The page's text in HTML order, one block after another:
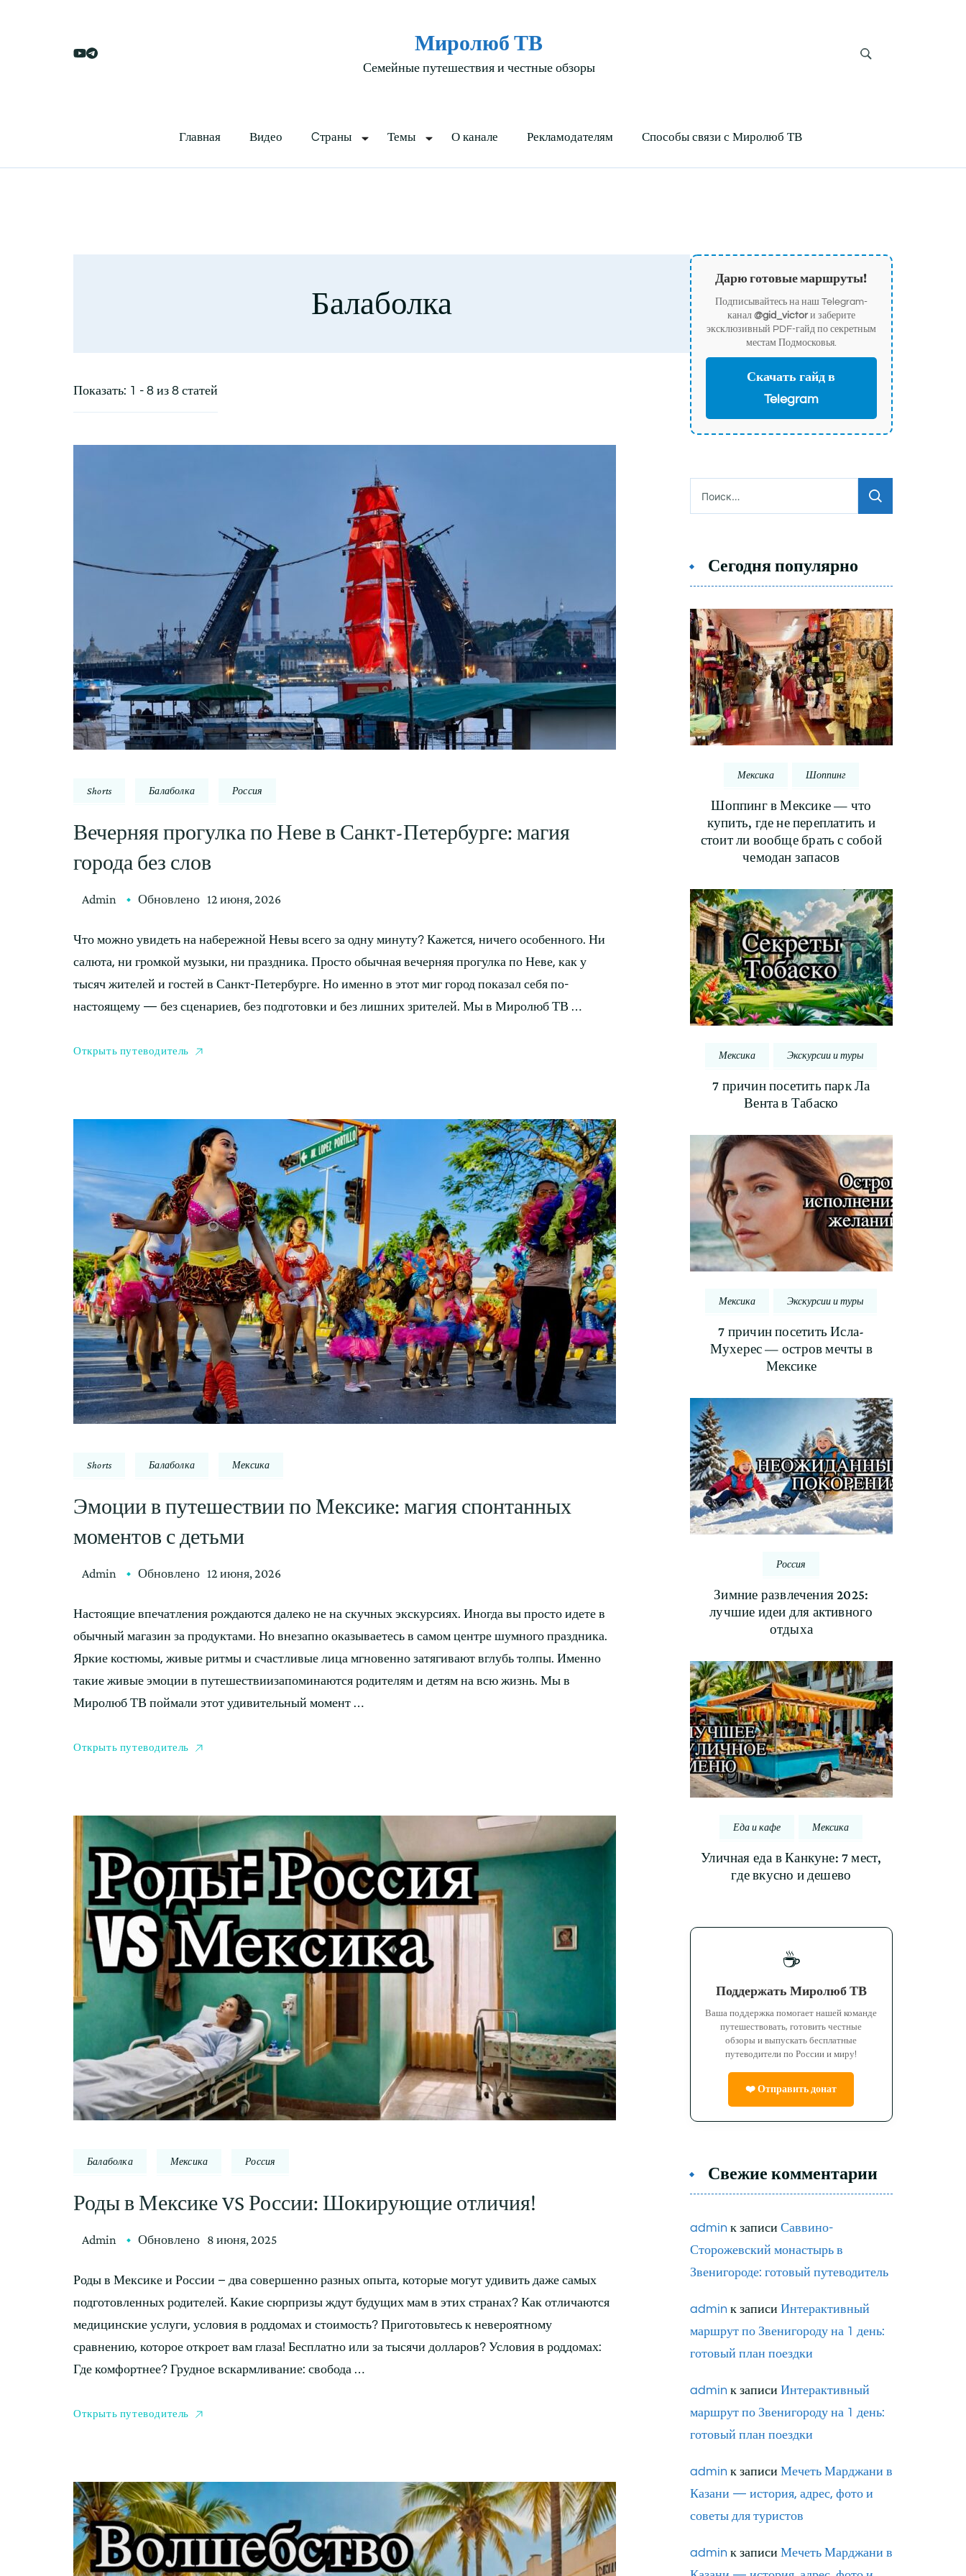
Миролюб ТВ
Семейные путешествия и честные обзоры
Главная Видео Cтраны Темы О канале Рекламодателям Способы связи с Миролюб ТВ
Балаболка
Показать: 1 - 8 из 8 статей
Shorts Балаболка Россия
Вечерняя прогулка по Неве в Санкт-Петербурге: магия
города без слов
Admin Обновлено 12 июня, 2026
Что можно увидеть на набережной Невы всего за одну минуту? Кажется, ничего особенного. Ни
салюта, ни громкой музыки, ни праздника. Просто обычная вечерняя прогулка по Неве, как у
тысяч жителей и гостей в Санкт-Петербурге. Но именно в этот миг город показал себя по-
настоящему — без сценариев, без подготовки и без лишних зрителей. Мы в Миролюб ТВ …
Открыть путеводитель
Shorts Балаболка Мексика
Эмоции в путешествии по Мексике: магия спонтанных
моментов с детьми
Admin Обновлено 12 июня, 2026
Настоящие впечатления рождаются далеко не на скучных экскурсиях. Иногда вы просто идете в
обычный магазин за продуктами. Но внезапно оказываетесь в самом центре шумного праздника.
Яркие костюмы, живые ритмы и счастливые лица мгновенно затягивают вглубь толпы. Именно
такие живые эмоции в путешествиизапоминаются родителям и детям на всю жизнь. Мы в
Миролюб ТВ поймали этот удивительный момент …
Открыть путеводитель
Балаболка Мексика Россия
Роды в Мексике VS России: Шокирующие отличия!
Admin Обновлено 8 июня, 2025
Роды в Мексике и России – два совершенно разных опыта, которые могут удивить даже самых
подготовленных родителей. Какие сюрпризы ждут будущих мам в этих странах? Как отличаются
медицинские услуги, условия в роддомах и стоимость? Приготовьтесь к невероятному
сравнению, которое откроет вам глаза! Бесплатно или за тысячи долларов? Условия в роддомах:
Где комфортнее? Грудное вскармливание: свобода …
Открыть путеводитель
Дарю готовые маршруты!
Подписывайтесь на наш Telegram-
канал @gid_victorи заберите
эксклюзивный PDF-гайд по секретным
местам Подмосковья.
Скачать гайд в
Telegram
Сегодня популярно
Мексика Шоппинг
Шоппинг в Мексике — что
купить, где не переплатить и
стоит ли вообще брать с собой
чемодан запасов
Мексика Экскурсии и туры
7 причин посетить парк Ла
Вента в Табаско
Мексика Экскурсии и туры
7 причин посетить Исла-
Мухерес — остров мечты в
Мексике
Россия
Зимние развлечения 2025:
лучшие идеи для активного
отдыха
Еда и кафе Мексика
Уличная еда в Канкуне: 7 мест,
где вкусно и дешево
☕
Поддержать Миролюб ТВ
Ваша поддержка помогает нашей команде
путешествовать, готовить честные
обзоры и выпускать бесплатные
путеводители по России и миру!
❤️ Отправить донат
Свежие комментарии
adminк записи Саввино-
Сторожевский монастырь в
Звенигороде: готовый путеводитель
adminк записи Интерактивный
маршрут по Звенигороду на 1 день:
готовый план поездки
adminк записи Интерактивный
маршрут по Звенигороду на 1 день:
готовый план поездки
adminк записи Мечеть Марджани в
Казани — история, адрес, фото и
советы для туристов
adminк записи Мечеть Марджани в